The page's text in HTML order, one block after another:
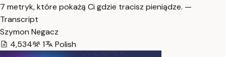
7 metryk, które pokażą Ci gdzie tracisz pieniądze. —
Transcript
Szymon Negacz
4,534
1 Polish